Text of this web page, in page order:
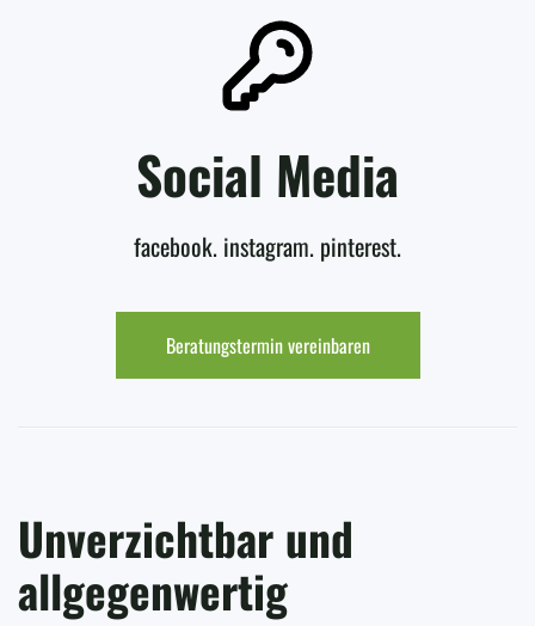
Social Media
facebook. instagram. pinterest.
Beratungstermin vereinbaren
Unverzichtbar und
allgegenwertig